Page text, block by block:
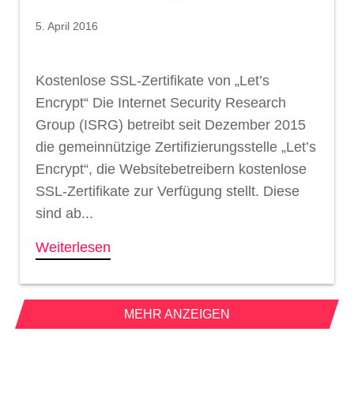
5. April 2016
Kostenlose SSL-Zertifikate von „Let’s
Encrypt“ Die Internet Security Research
Group (ISRG) betreibt seit Dezember 2015
die gemeinnützige Zertifizierungsstelle „Let’s
Encrypt“, die Websitebetreibern kostenlose
SSL-Zertifikate zur Verfügung stellt. Diese
sind ab...
Weiterlesen
MEHR ANZEIGEN